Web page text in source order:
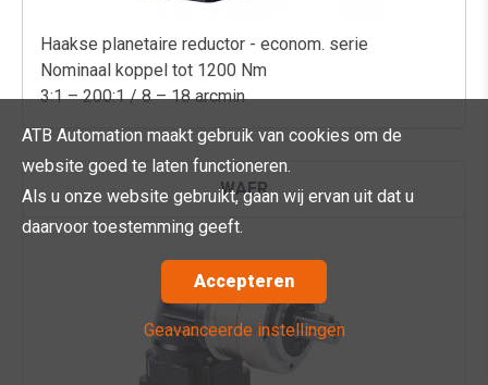
Haakse planetaire reductor - econom. serie
Nominaal koppel tot 1200 Nm
3:1 – 200:1 / 8 – 18 arcmin
WAER
ATB Automation maakt gebruik van cookies om de
website goed te laten functioneren.
Als u onze website gebruikt, gaan wij ervan uit dat u
daarvoor toestemming geeft.
Accepteren
Geavanceerde instellingen